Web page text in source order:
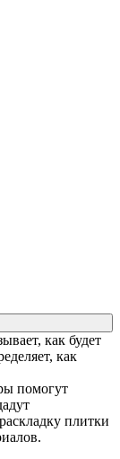
как будет
как
помогут
плитки